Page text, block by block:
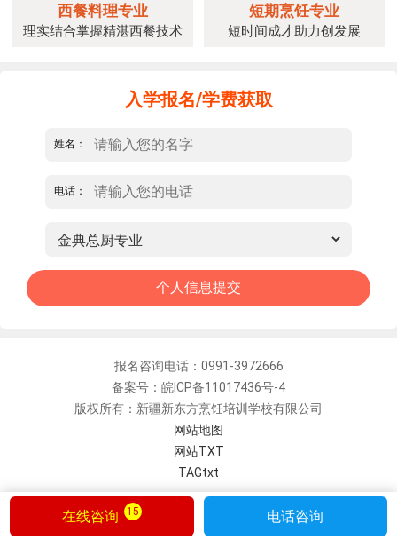
西餐料理专业
理实结合掌握精湛西餐技术
短期烹饪专业
短时间成才助力创发展
入学报名/学费获取
姓名：
电话：
报名咨询电话：0991-3972666
备案号：皖ICP备11017436号-4
版权所有：新疆新东方烹饪培训学校有限公司
网站地图
网站TXT
TAGtxt
在线咨询 15 电话咨询